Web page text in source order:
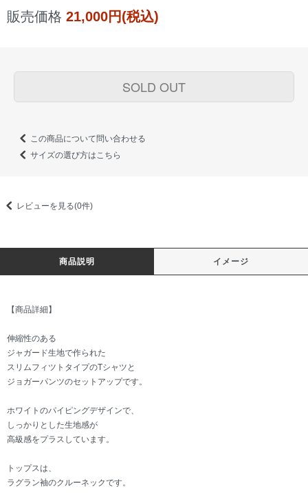
販売価格 21,000円(税込)
SOLD OUT
この商品について問い合わせる
サイズの選び方はこちら
レビューを見る(0件)
商品説明 イメージ
【商品詳細】
伸縮性のある
ジャガード生地で作られた
スリムフィツトタイプのTシャツと
ジョガーパンツのセットアップです。
ホワイトのパイピングデザインで、
しっかりとした生地感が
高級感をプラスしています。
トップスは、
ラグラン袖のクルーネックです。